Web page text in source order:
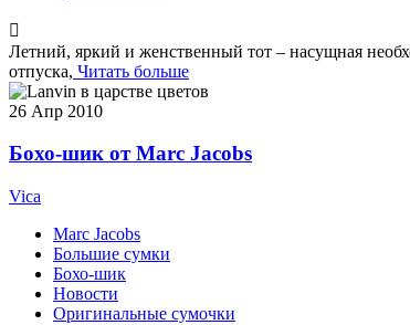
Летний, яркий и женственный тот – насущная
отпуска, Читать больше
26 Апр 2010
Бохо-шик от Marc Jacobs
Vica
Marc Jacobs
Большие сумки
Бохо-шик
Новости
Оригинальные сумочки